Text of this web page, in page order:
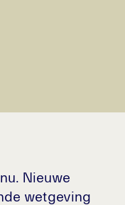
Nieuwe
wetgeving